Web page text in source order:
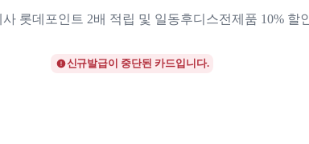
롯데포인트 2배 적립 및 일동후디스전제품 10% 할인
신규발급이 중단된 카드입니다.